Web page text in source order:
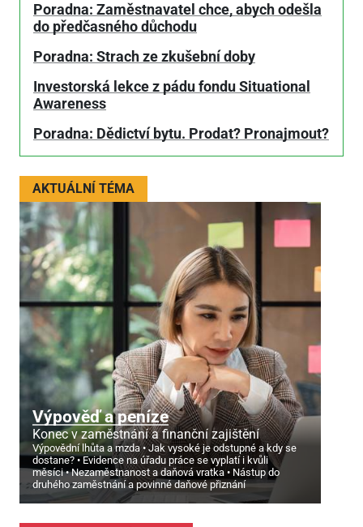
Poradna: Zaměstnavatel chce, abych odešla
do předčasného důchodu
Poradna: Strach ze zkušební doby
Investorská lekce z pádu fondu Situational
Awareness
Poradna: Dědictví bytu. Prodat? Pronajmout?
AKTUÁLNÍ TÉMA
Výpověď a peníze
Konec v zaměstnání a finanční zajištění
Výpovědní lhůta a mzda
Jak vysoké je odstupné a kdy se
dostane?
Evidence na úřadu práce se vyplatí i kvůli
měsíci
Nezaměstnanost a daňová vratka
Nástup do
druhého zaměstnání a povinné daňové přiznání